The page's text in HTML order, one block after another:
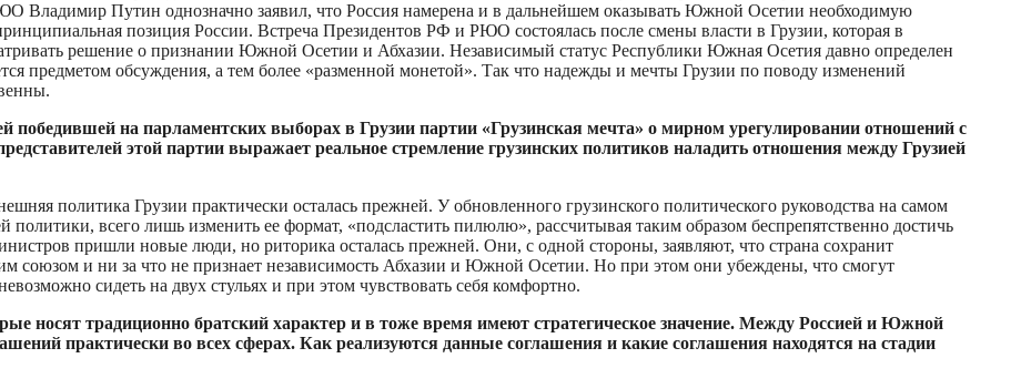
Владимир Путин однозначно заявил, что Россия намерена и в дальнейшем оказывать Южной Осетии необходимую
позиция России. Встреча Президентов РФ и РЮО состоялась после смены власти в Грузии, которая в
решение о признании Южной Осетии и Абхазии. Независимый статус Республики Южная Осетия давно определен
предметом обсуждения, а тем более «разменной монетой». Так что надежды и мечты Грузии по поводу изменений
победившей на парламентских выборах в Грузии партии «Грузинская мечта» о мирном урегулировании отношений с
этой партии выражает реальное стремление грузинских политиков наладить отношения между Грузией
политика Грузии практически осталась прежней. У обновленного грузинского политического руководства на самом
политики, всего лишь изменить ее формат, «подсластить пилюлю», рассчитывая таким образом беспрепятственно достичь
пришли новые люди, но риторика осталась прежней. Они, с одной стороны, заявляют, что страна сохранит
союзом и ни за что не признает независимость Абхазии и Южной Осетии. Но при этом они убеждены, что смогут
сидеть на двух стульях и при этом чувствовать себя комфортно.
носят традиционно братский характер и в тоже время имеют стратегическое значение. Между Россией и Южной
практически во всех сферах. Как реализуются данные соглашения и какие соглашения находятся на стадии